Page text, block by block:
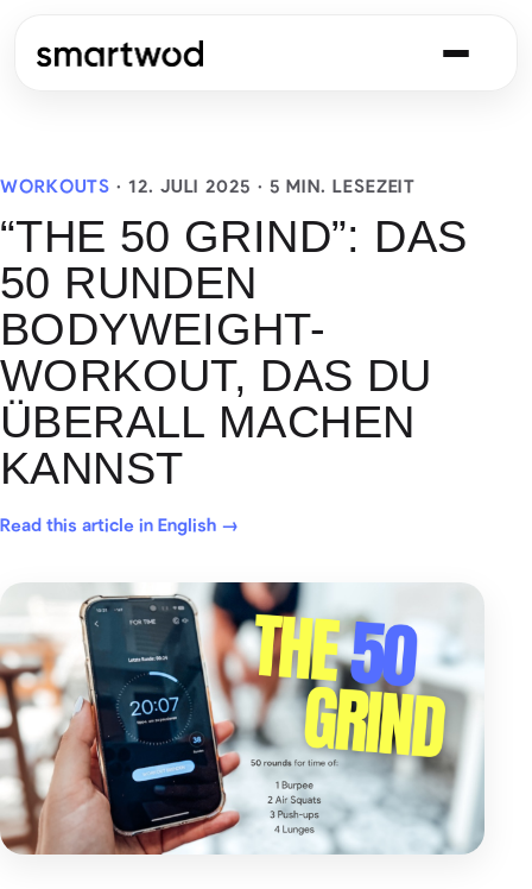
WORKOUTS ·12. JULI 2025 · 5 MIN. LESEZEIT
“THE 50 GRIND”: DAS
50 RUNDEN
BODYWEIGHT-
WORKOUT, DAS DU
ÜBERALL MACHEN
KANNST
Read this article in English →